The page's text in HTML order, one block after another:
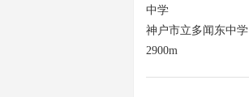
中学
神户市立多闻东中学
2900m